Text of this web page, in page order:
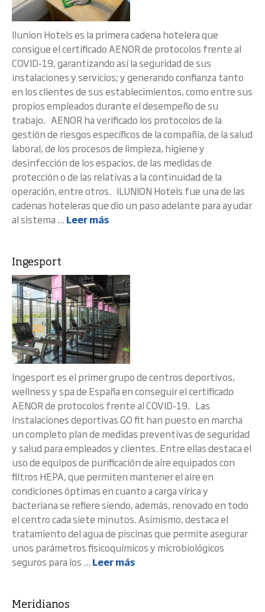
Ilunion Hotels es la primera cadena hotelera que
consigue el certificado AENOR de protocolos frente al
COVID-19, garantizando así la seguridad de sus
instalaciones y servicios; y generando confianza tanto
en los clientes de sus establecimientos, como entre sus
propios empleados durante el desempeño de su
trabajo. AENOR ha verificado los protocolos de la
gestión de riesgos específicos de la compañía, de la salud
laboral, de los procesos de limpieza, higiene y
desinfección de los espacios, de las medidas de
protección o de las relativas a la continuidad de la
operación, entre otros. ILUNION Hotels fue una de las
cadenas hoteleras que dio un paso adelante para ayudar
al sistema ... Leer más
Ingesport
Ingesport es el primer grupo de centros deportivos,
wellness y spa de España en conseguir el certificado
AENOR de protocolos frente al COVID-19. Las
instalaciones deportivas GO fit han puesto en marcha
un completo plan de medidas preventivas de seguridad
y salud para empleados y clientes. Entre ellas destaca el
uso de equipos de purificación de aire equipados con
filtros HEPA, que permiten mantener el aire en
condiciones óptimas en cuanto a carga vírica y
bacteriana se refiere siendo, además, renovado en todo
el centro cada siete minutos. Asimismo, destaca el
tratamiento del agua de piscinas que permite asegurar
unos parámetros fisicoquímicos y microbiológicos
seguros para los ... Leer más
Meridianos